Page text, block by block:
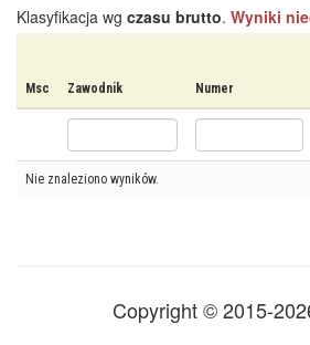
Klasyfikacja wg czasu brutto. Wyniki
Msc Zawodnik Numer
Nie znaleziono wyników.
Copyright © 2015-